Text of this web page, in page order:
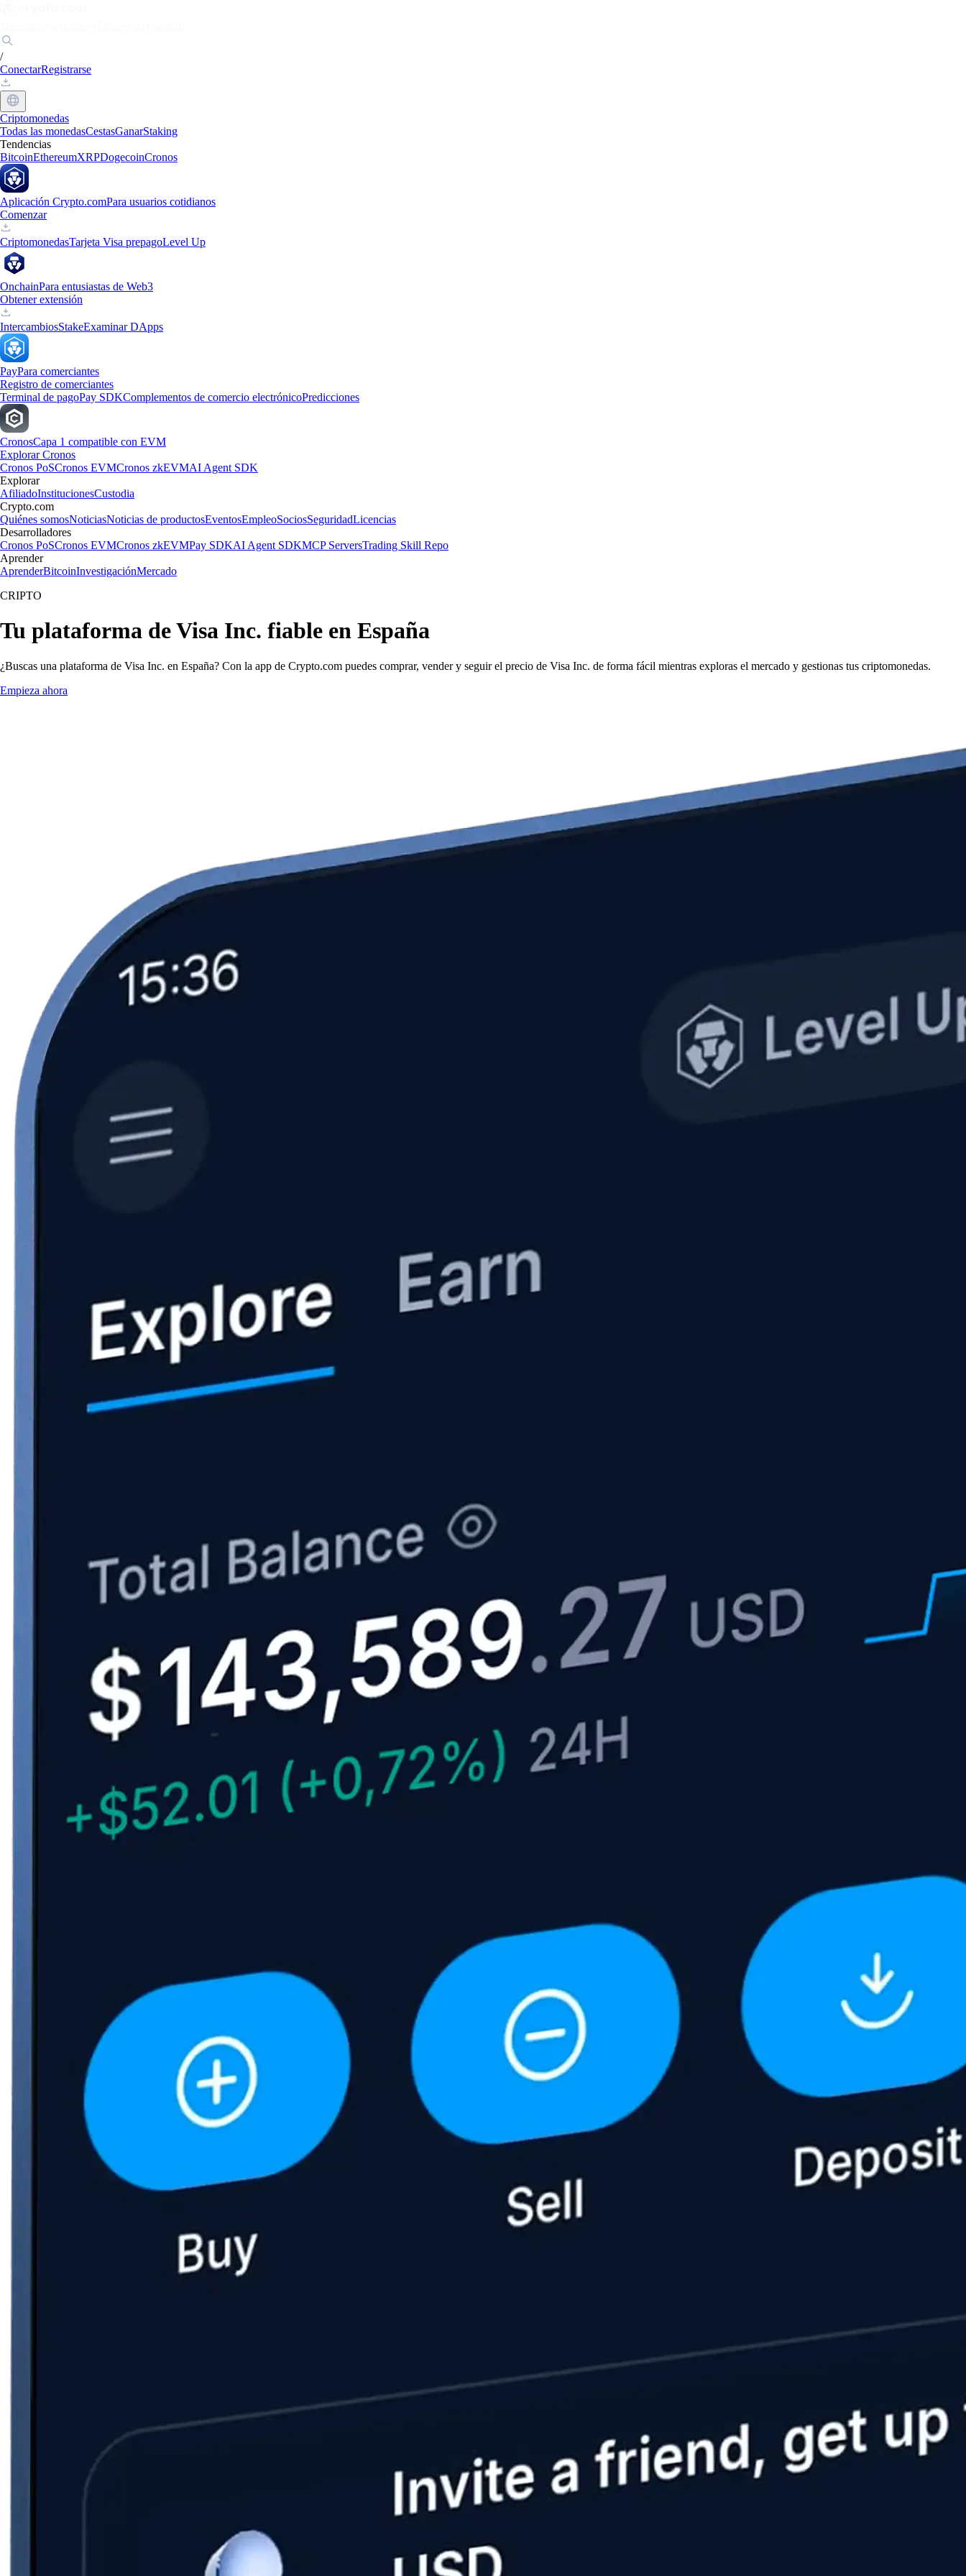
/
ConectarRegistrarse
Criptomonedas
Todas las monedasCestasGanarStaking
Tendencias
BitcoinEthereumXRPDogecoinCronos
Aplicación Crypto.comPara usuarios cotidianos
Comenzar
CriptomonedasTarjeta Visa prepagoLevel Up
OnchainPara entusiastas de Web3
Obtener extensión
IntercambiosStakeExaminar DApps
PayPara comerciantes
Registro de comerciantes
Terminal de pagoPay SDKComplementos de comercio electrónicoPredicciones
CronosCapa 1 compatible con EVM
Explorar Cronos
Cronos PoSCronos EVMCronos zkEVMAI Agent SDK
Explorar
AfiliadoInstitucionesCustodia
Crypto.com
Quiénes somosNoticiasNoticias de productosEventosEmpleoSociosSeguridadLicencias
Desarrolladores
Cronos PoSCronos EVMCronos zkEVMPay SDKAI Agent SDKMCP ServersTrading Skill Repo
Aprender
AprenderBitcoinInvestigaciónMercado
CRIPTO
Tu plataforma de Visa Inc. fiable en España
¿Buscas una plataforma de Visa Inc. en España? Con la app de Crypto.com puedes comprar, vender y seguir el precio de Visa Inc. de forma fácil mientras exploras el mercado y gestionas tus criptomonedas.
Empieza ahora